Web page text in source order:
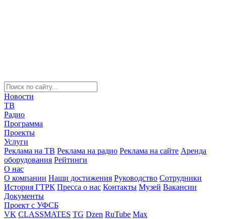
Новости
ТВ
Радио
Программа
Проекты
Услуги
Реклама на ТВ Реклама на радио Реклама на сайте Аренда
оборудования Рейтинги
О нас
О компании Наши достижения Руководство Сотрудники
История ГТРК Пресса о нас Контакты Музей Вакансии
Документы
Проект с УФСБ
VK CLASSMATES TG Dzen RuTube Max